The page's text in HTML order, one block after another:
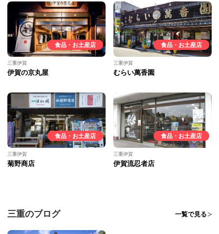
食品・お土産店
三重伊賀
伊賀の京丸屋
食品・お土産店
三重伊賀
むらい萬香園
食品・お土産店
三重伊賀
菊野商店
食品・お土産店
三重伊賀
伊賀流忍者店
三重のブログ 一覧で見る